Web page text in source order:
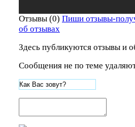
Отзывы (0) Пиши отзывы-
об отзывах
Здесь публикуются отзывы и
Сообщения не по теме